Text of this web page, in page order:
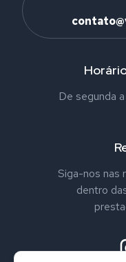
De segunda
Siga-nos nas
dentro